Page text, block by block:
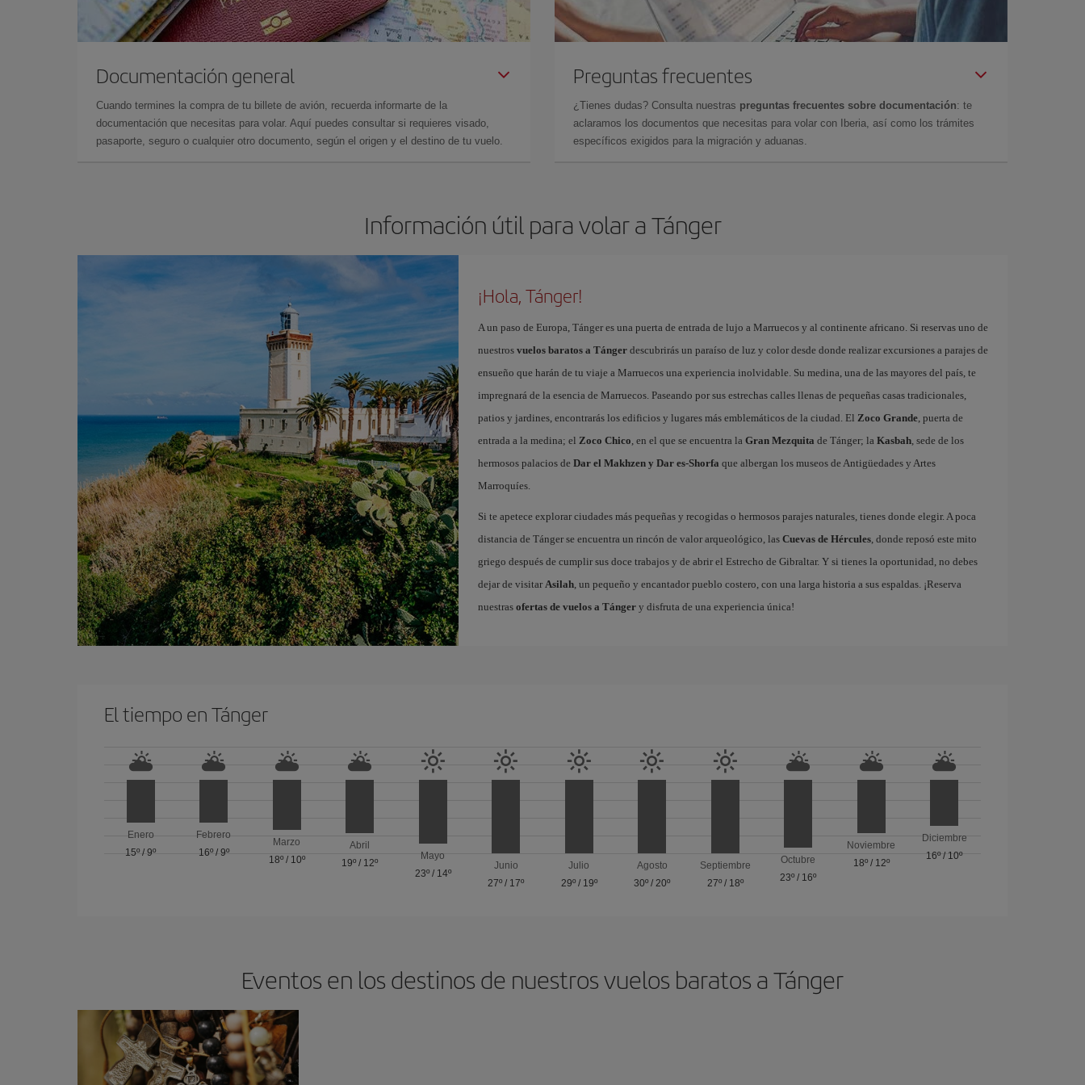
Documentación general
Cuando termines la compra de tu billete de avión, recuerda informarte de la
documentación que necesitas para volar. Aquí puedes consultar si requieres visado,
pasaporte, seguro o cualquier otro documento, según el origen y el destino de tu vuelo.
Preguntas frecuentes
¿Tienes dudas? Consulta nuestras preguntas frecuentes sobre documentación: te
aclaramos los documentos que necesitas para volar con Iberia, así como los trámites
específicos exigidos para la migración y aduanas.
Información útil para volar a Tánger
¡Hola, Tánger!
A un paso de Europa, Tánger es una puerta de entrada de lujo a Marruecos y al continente africano. Si reservas uno de
nuestros vuelos baratos a Tángerdescubrirás un paraíso de luz y color desde donde realizar excursiones a parajes de
ensueño que harán de tu viaje a Marruecos una experiencia inolvidable. Su medina, una de las mayores del país, te
impregnará de la esencia de Marruecos. Paseando por sus estrechas calles llenas de pequeñas casas tradicionales,
patios y jardines, encontrarás los edificios y lugares más emblemáticos de la ciudad. El Zoco Grande, puerta de
entrada a la medina; el Zoco Chico, en el que se encuentra la Gran Mezquita de Tánger; la Kasbah, sede de los
hermosos palacios de Dar el Makhzen y Dar es-Shorfa que albergan los museos de Antigüedades y Artes
Marroquíes.
Si te apetece explorar ciudades más pequeñas y recogidas o hermosos parajes naturales, tienes donde elegir. A poca
distancia de Tánger se encuentra un rincón de valor arqueológico, las Cuevas de Hércules, donde reposó este mito
griego después de cumplir sus doce trabajos y de abrir el Estrecho de Gibraltar. Y si tienes la oportunidad, no debes
dejar de visitar Asilah, un pequeño y encantador pueblo costero, con una larga historia a sus espaldas. ¡Reserva
nuestras ofertas de vuelos a Tángery disfruta de una experiencia única!
El tiempo en Tánger
Enero
15º /9º
Febrero
16º/ 9º
Marzo
18º/ 10º
Abril
19º / 12º
Mayo
23º/ 14º
Junio
27º / 17º
Julio
29º/ 19º
Agosto
30º /20º
Septiembre
27º/ 18º
Octubre
23º / 16º
Noviembre
18º/ 12º
Diciembre
16º/ 10º
Eventos en los destinos de nuestros vuelos baratos a Tánger